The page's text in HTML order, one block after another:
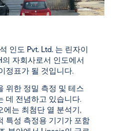
인도 Pvt. Ltd. 는 린자이
자회사로서 인도에서
정표가 될 것입니다.
위한 정밀 측정 및 테스
데 전념하고 있습니다.
에는 최첨단 열 분석기,
특성 측정용 기기가 포함